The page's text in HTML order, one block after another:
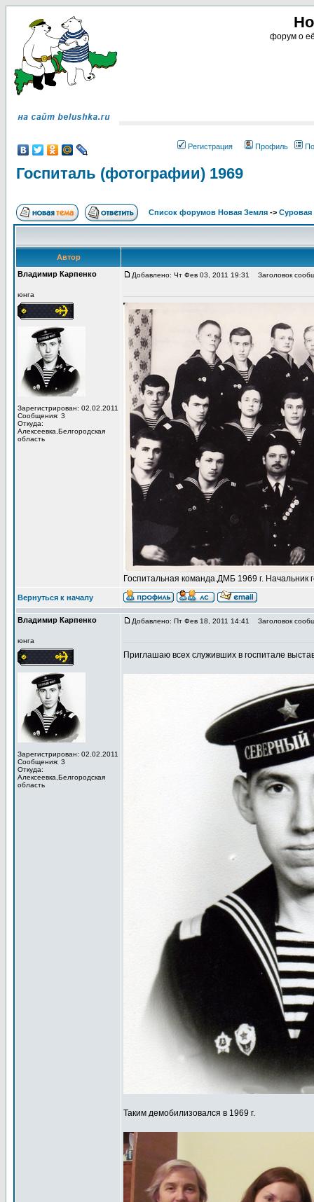
форум о
Регистрация Профиль
Госпиталь (фотографии) 1969
Список форумов Новая Земля -> Суровая
Автор
Владимир Карпенко
юнга
Зарегистрирован: 02.02.2011
Сообщения: 3
Откуда:
Алексеевка,Белгородская
область
Добавлено: Чт Фев 03, 2011 19:31 Заголовок
Госпитальная команда.ДМБ 1969 г.
Вернуться к началу
Владимир Карпенко
юнга
Зарегистрирован: 02.02.2011
Сообщения: 3
Откуда:
Алексеевка,Белгородская
область
Добавлено: Пт Фев 18, 2011 14:41 Заголовок
Приглашаю всех служивших в госпитале
Таким демобилизовался в 1969 г.